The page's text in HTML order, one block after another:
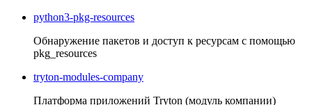
python3-pkg-resources
Обнаружение пакетов и доступ к ресурсам с помощью
pkg_resources
tryton-modules-company
Платформа приложений Tryton (модуль компании)